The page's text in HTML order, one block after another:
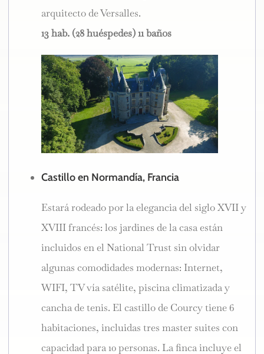
arquitecto de Versalles.
13 hab. (28 huéspedes) 11 baños
Castillo en Normandía, Francia
Estará rodeado por la elegancia del siglo XVII y
XVIII francés: los jardines de la casa están
incluidos en el National Trust sin olvidar
algunas comodidades modernas: Internet,
WIFI, TV vía satélite, piscina climatizada y
cancha de tenis. El castillo de Courcy tiene 6
habitaciones, incluidas tres master suites con
capacidad para 10 personas. La finca incluye el